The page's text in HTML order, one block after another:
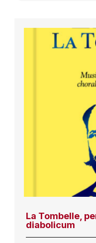
La Tombelle,
diabolicum